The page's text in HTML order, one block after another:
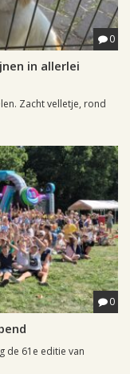
0
in allerlei
Zacht velletje, rond
0
de 61e editie van